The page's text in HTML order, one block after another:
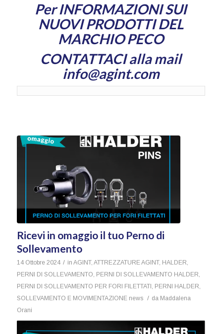
Per INFORMAZIONI SUI
NUOVI PRODOTTI DEL
MARCHIO PECO
CONTATTACI alla mail
info@agint.com
Ricevi in omaggio il tuo Perno di
Sollevamento
14 Ottobre 2024 / in AGINT, ATTREZZATURE AGINT, HALDER,
PERNI DI SOLLEVAMENTO, PERNI DI SOLLEVAMENTO HALDER,
PERNI DI SOLLEVAMENTO PER FORI FILETTATI , PERNI HALDER,
SOLLEVAMENTO E MOVIMENTAZIONE news / da Maddalena
Orani